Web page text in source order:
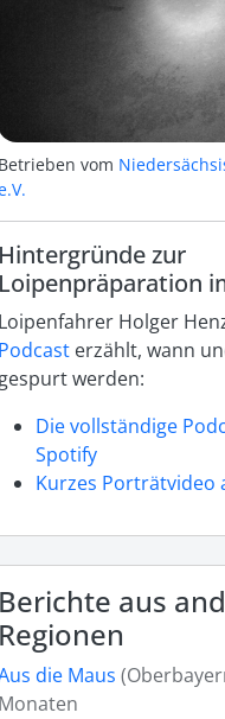
Betrieben vom
Hintergründe zur
Loipenpräparation
Loipenfahrer Holger
Podcast erzählt, wann
gespurt werden:
Die vollständige
Spotify
Kurzes Porträtvideo
Berichte aus
Regionen
die Maus
Monaten